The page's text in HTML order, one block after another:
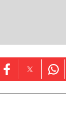
Opens in new
Opens in